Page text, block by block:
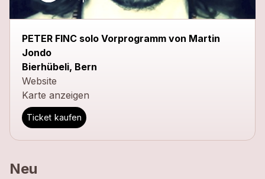
PETER FINC solo Vorprogramm von Martin
Jondo
Bierhübeli, Bern
Website
Karte anzeigen
Ticket kaufen
Neu